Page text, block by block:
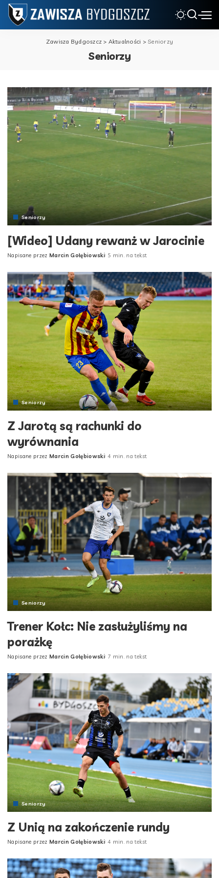
Zawisza Bydgoszcz > Aktualności >Seniorzy
Seniorzy
Seniorzy
[Wideo] Udany rewanż w Jarocinie
Posted
Napisane przez Marcin Gołębiowski 5 min. na tekst
Seniorzy
Z Jarotą są rachunki do
wyrównania
Posted
Napisane przez Marcin Gołębiowski 4 min. na tekst
Seniorzy
Trener Kołc: Nie zasłużyliśmy na
porażkę
Posted
Napisane przez Marcin Gołębiowski 7 min. na tekst
Seniorzy
Z Unią na zakończenie rundy
Posted
Napisane przez Marcin Gołębiowski 4 min. na tekst